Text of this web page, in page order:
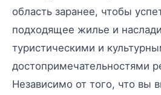
область заранее, чтобы
подходящее жилье и
туристическими и
достопримечательностями
Независимо от того, что вы